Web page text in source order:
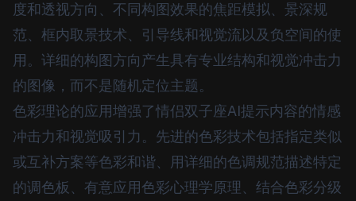
度和透视方向、不同构图效果的焦距模拟、景深规
范、框内取景技术、引导线和视觉流以及负空间的使
用。详细的构图方向产生具有专业结构和视觉冲击力
的图像，而不是随机定位主题。
色彩理论的应用增强了情侣双子座AI提示内容的情感
冲击力和视觉吸引力。先进的色彩技术包括指定类似
或互补方案等色彩和谐、用详细的色调规范描述特定
的调色板、有意应用色彩心理学原理、结合色彩分级